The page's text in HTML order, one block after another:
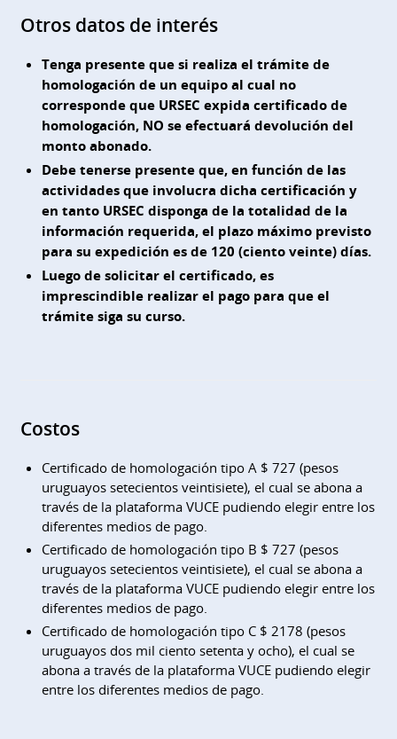
Otros datos de interés
Tenga presente que si realiza el trámite de
homologación de un equipo al cual no
corresponde que URSEC expida certificado de
homologación, NO se efectuará devolución del
monto abonado.
Debe tenerse presente que, en función de las
actividades que involucra dicha certificación y
en tanto URSEC disponga de la totalidad de la
información requerida, el plazo máximo previsto
para su expedición es de 120 (ciento veinte) días.
Luego de solicitar el certificado, es
imprescindible realizar el pago para que el
trámite siga su curso.
Costos
Certificado de homologación tipo A $ 727 (pesos
uruguayos setecientos veintisiete), el cual se abona a
través de la plataforma VUCE pudiendo elegir entre los
diferentes medios de pago.
Certificado de homologación tipo B $ 727 (pesos
uruguayos setecientos veintisiete), el cual se abona a
través de la plataforma VUCE pudiendo elegir entre los
diferentes medios de pago.
Certificado de homologación tipo C $ 2178 (pesos
uruguayos dos mil ciento setenta y ocho), el cual se
abona a través de la plataforma VUCE pudiendo elegir
entre los diferentes medios de pago.